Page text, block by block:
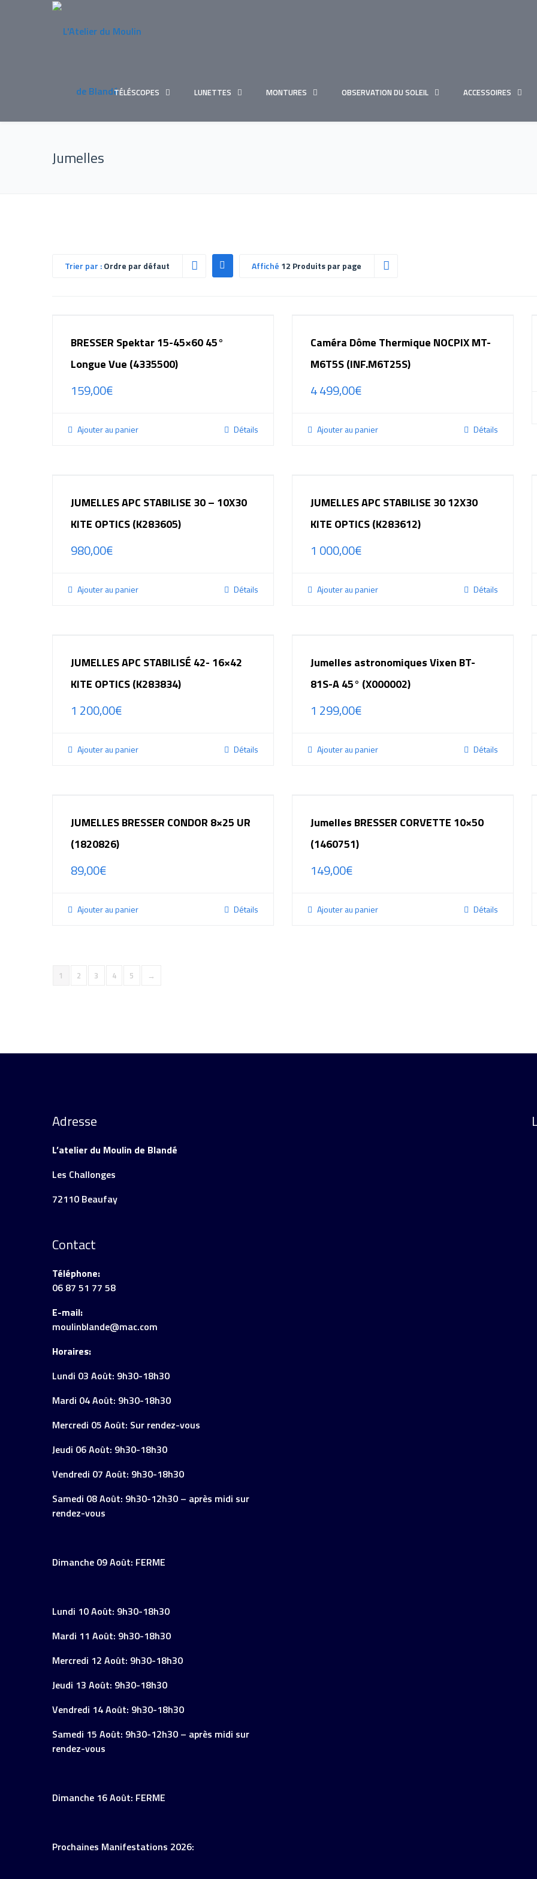
TÉLÉSCOPES LUNETTES MONTURES OBSERVATION DU SOLEIL ACCESSOIRES
Jumelles
Trier par :Ordre par défaut Affiché 12 Produits par page
BRESSER Spektar 15-45×60 45°
Longue Vue (4335500)
159,00€
Ajouter au panier Détails
Caméra Dôme Thermique NOCPIX MT-
M6T5S (INF.M6T25S)
4 499,00€
Ajouter au panier Détails
JUMELLES APC STABILISE 30 – 10X30
KITE OPTICS (K283605)
980,00€
Ajouter au panier Détails
JUMELLES APC STABILISE 30 12X30
KITE OPTICS (K283612)
1 000,00€
Ajouter au panier Détails
JUMELLES APC STABILISÉ 42- 16×42
KITE OPTICS (K283834)
1 200,00€
Ajouter au panier Détails
Jumelles astronomiques Vixen BT-
81S-A 45° (X000002)
1 299,00€
Ajouter au panier Détails
JUMELLES BRESSER CONDOR 8×25 UR
(1820826)
89,00€
Ajouter au panier Détails
Jumelles BRESSER CORVETTE 10×50
(1460751)
149,00€
Ajouter au panier Détails
1 2 3 4 5 →
Adresse
L’atelier du Moulin de Blandé
Les Challonges
72110 Beaufay
Contact
Téléphone:
06 87 51 77 58
E-mail:
moulinblande@mac.com
Horaires:
Lundi 03 Août: 9h30-18h30
Mardi 04 Août: 9h30-18h30
Mercredi 05 Août: Sur rendez-vous
Jeudi 06 Août: 9h30-18h30
Vendredi 07 Août: 9h30-18h30
Samedi 08 Août: 9h30-12h30 – après midi sur
rendez-vous
Dimanche 09 Août: FERME
Lundi 10 Août: 9h30-18h30
Mardi 11 Août: 9h30-18h30
Mercredi 12 Août: 9h30-18h30
Jeudi 13 Août: 9h30-18h30
Vendredi 14 Août: 9h30-18h30
Samedi 15 Août: 9h30-12h30 – après midi sur
rendez-vous
Dimanche 16 Août: FERME
Prochaines Manifestations 2026: